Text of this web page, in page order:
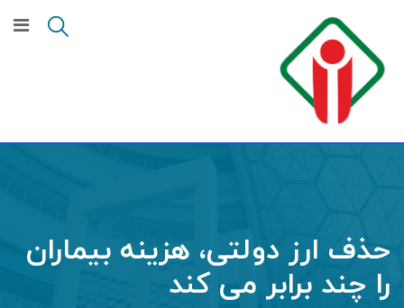
content
حذف ارز دولتی، هزینه بیماران
را چند برابر می کند